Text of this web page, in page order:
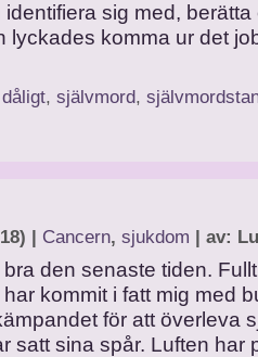
sig med, berätta
lyckades komma ur det
, självmord,
| Cancern, sjukdom | av:
den senaste tiden.
kommit i fatt mig med
för att överleva
satt sina spår. Luften har